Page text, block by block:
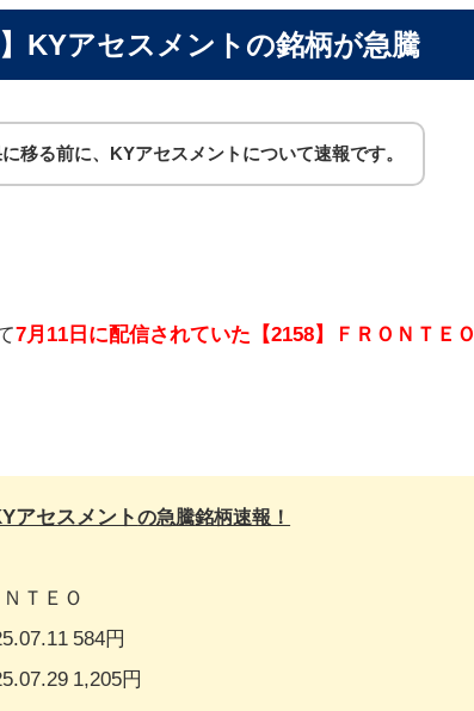
】KYアセスメントの銘柄が急騰
移る前に、KYアセスメントについて速報です。
7月11日に配信されていた【2158】ＦＲＯＮＴＥＯ
アセスメントの急騰銘柄速報！
ＴＥＯ
584円
1,205円